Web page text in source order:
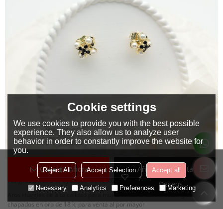
Conecta Ahora
Añadir A La Lista De
Deseos
Pendientes Huggies chapados en oro de 18 quilates con cruz
religiosa para creyentes devotos, joyería de alta calidad
chapados en oro de 18 k, para venta al por mayor
Cookie settings
We use cookies to provide you with the best possible
experience. They also allow us to analyze user
behavior in order to constantly improve the website for
you.
Reject All Accept Selection Accept all
Necessary Analytics Preferences Marketing